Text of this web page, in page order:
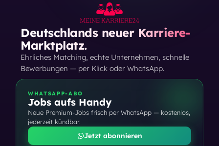
Deutschlands neuer Karriere-
Marktplatz.
Ehrliches Matching, echte Unternehmen, schnelle
Bewerbungen — per Klick oder WhatsApp.
WHATSAPP-ABO
Jobs aufs Handy
Neue Premium-Jobs frisch per WhatsApp — kostenlos,
jederzeit kündbar.
Jetzt abonnieren